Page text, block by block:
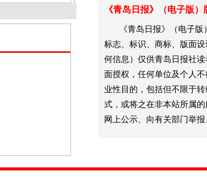
《青岛日报》（电子版）
《青岛日报》（电子
标志、标识、商标、版面
何信息）仅供青岛日报社
面授权，任何单位及个人
业性目的，包括但不限于
式，或将之在非本站所属
网上公示、向有关部门举